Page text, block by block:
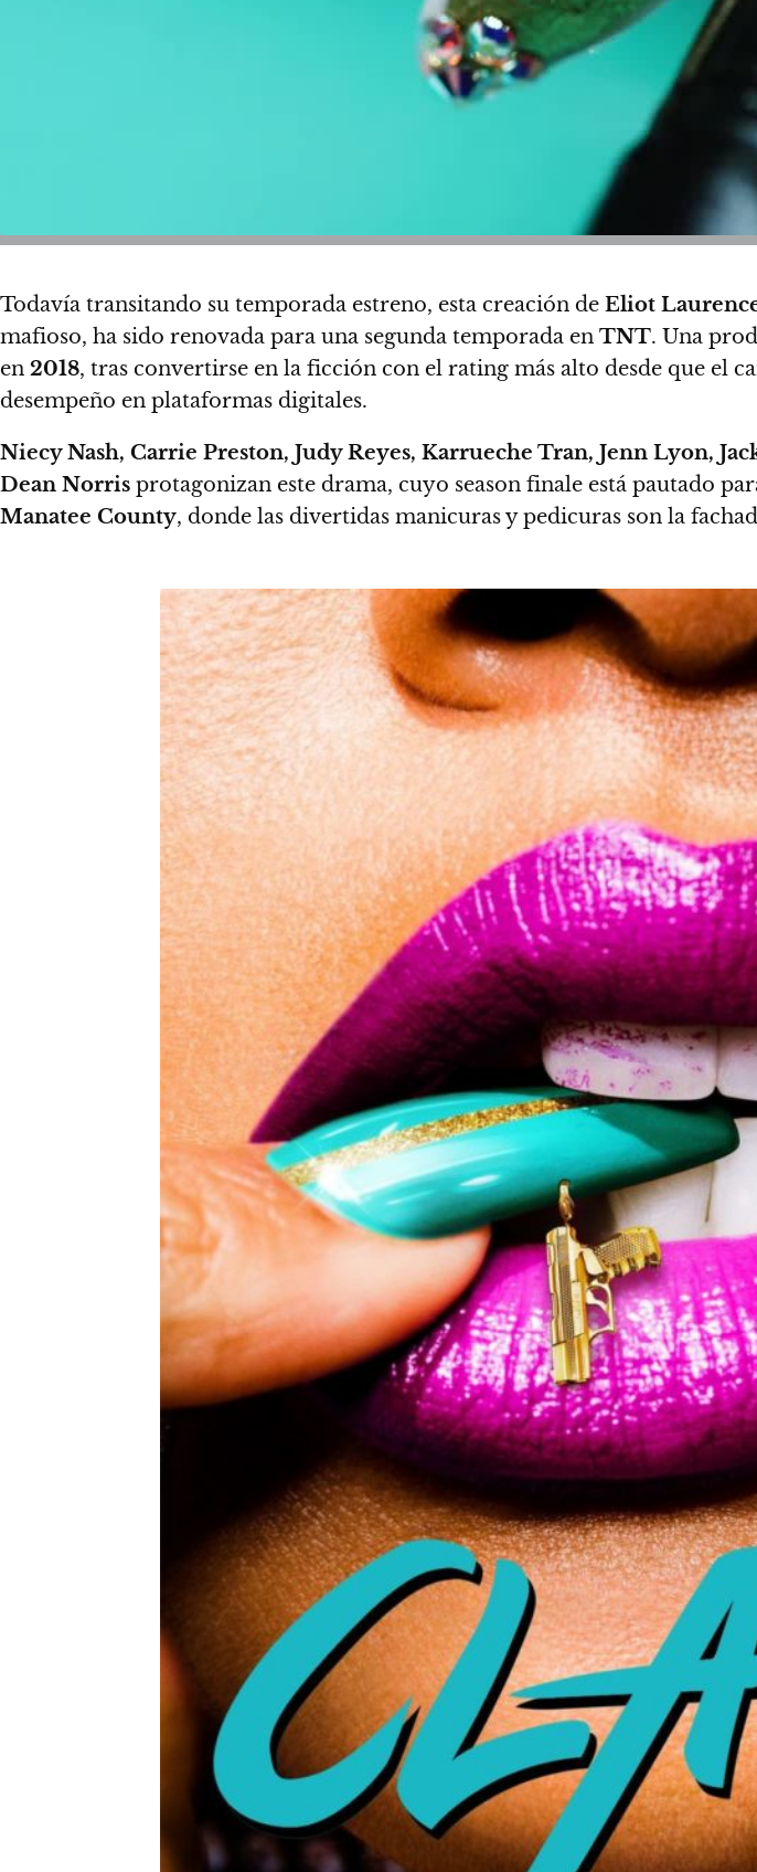
Todavía transitando su temporada estreno, esta creación de Eliot
mafioso, ha sido renovada para una segunda temporada en TNT. Una
en 2018, tras convertirse en la ficción con el rating más alto desde que el
desempeño en plataformas digitales.
Niecy Nash, Carrie Preston, Judy Reyes, Karrueche Tran, Jenn Lyon,
Dean Norris protagonizan este drama, cuyo season finale está pautado
Manatee County, donde las divertidas manicuras y pedicuras son la